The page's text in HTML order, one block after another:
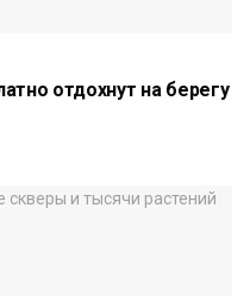
отдохнут на берегу